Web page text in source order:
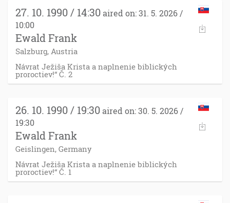
27. 10. 1990 / 14:30 aired on: 31. 5. 2026 /
10:00
Ewald Frank
Salzburg, Austria
Návrat Ježiša Krista a naplnenie biblických
proroctiev!“ Č. 2
26. 10. 1990 / 19:30 aired on: 30. 5. 2026 /
19:30
Ewald Frank
Geislingen, Germany
Návrat Ježiša Krista a naplnenie biblických
proroctiev!“ Č. 1